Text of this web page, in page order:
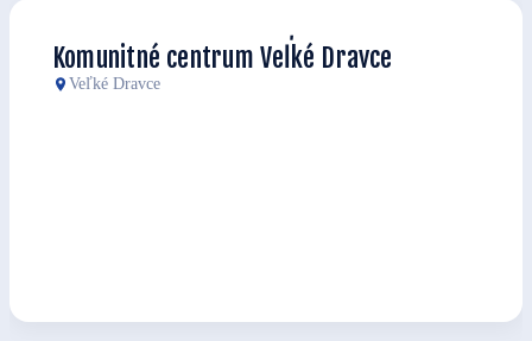
Komunitné centrum Veľké Dravce
Veľké Dravce